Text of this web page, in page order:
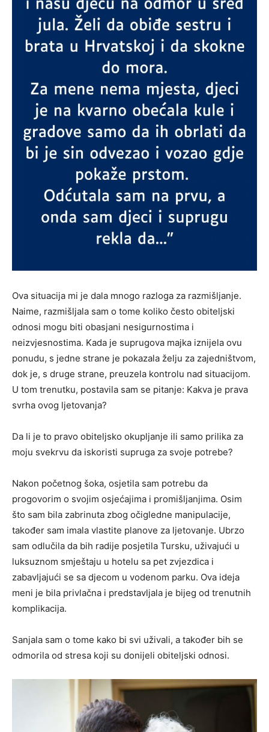
Ova situacija mi je dala mnogo razloga za razmišljanje.
Naime, razmišljala sam o tome koliko često obiteljski
odnosi mogu biti obasjani nesigurnostima i
neizvjesnostima. Kada je suprugova majka iznijela ovu
ponudu, s jedne strane je pokazala želju za zajedništvom,
dok je, s druge strane, preuzela kontrolu nad situacijom.
U tom trenutku, postavila sam se pitanje: Kakva je prava
svrha ovog ljetovanja?
Da li je to pravo obiteljsko okupljanje ili samo prilika za
moju svekrvu da iskoristi supruga za svoje potrebe?
Nakon početnog šoka, osjetila sam potrebu da
progovorim o svojim osjećajima i promišljanjima. Osim
što sam bila zabrinuta zbog očigledne manipulacije,
također sam imala vlastite planove za ljetovanje. Ubrzo
sam odlučila da bih radije posjetila Tursku, uživajući u
luksuznom smještaju u hotelu sa pet zvjezdica i
zabavljajući se sa djecom u vodenom parku. Ova ideja
meni je bila privlačna i predstavljala je bijeg od trenutnih
komplikacija.
Sanjala sam o tome kako bi svi uživali, a također bih se
odmorila od stresa koji su donijeli obiteljski odnosi.